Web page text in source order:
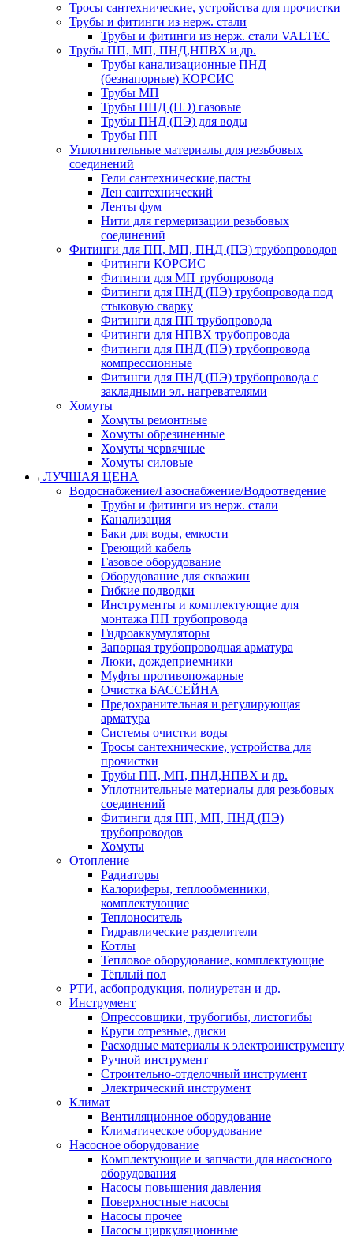
Тросы сантехнические, устройства для прочистки
Трубы и фитинги из нерж. стали
Трубы и фитинги из нерж. стали VALTEC
Трубы ПП, МП, ПНД,НПВХ и др.
Трубы канализационные ПНД
(безнапорные) КОРСИС
Трубы МП
Трубы ПНД (ПЭ) газовые
Трубы ПНД (ПЭ) для воды
Трубы ПП
Уплотнительные материалы для резьбовых
соединений
Гели сантехнические,пасты
Лен сантехнический
Ленты фум
Нити для гермеризации резьбовых
соединений
Фитинги для ПП, МП, ПНД (ПЭ) трубопроводов
Фитинги КОРСИС
Фитинги для МП трубопровода
Фитинги для ПНД (ПЭ) трубопровода под
стыковую сварку
Фитинги для ПП трубопровода
Фитинги для НПВХ трубопровода
Фитинги для ПНД (ПЭ) трубопровода
компрессионные
Фитинги для ПНД (ПЭ) трубопровода с
закладными эл. нагревателями
Хомуты
Хомуты ремонтные
Хомуты обрезиненные
Хомуты червячные
Хомуты силовые
ЛУЧШАЯ ЦЕНА
Водоснабжение/Газоснабжение/Водоотведение
Трубы и фитинги из нерж. стали
Канализация
Баки для воды, емкости
Греющий кабель
Газовое оборудование
Оборудование для скважин
Гибкие подводки
Инструменты и комплектующие для
монтажа ПП трубопровода
Гидроаккумуляторы
Запорная трубопроводная арматура
Люки, дождеприемники
Муфты противопожарные
Очистка БАССЕЙНА
Предохранительная и регулирующая
арматура
Системы очистки воды
Тросы сантехнические, устройства для
прочистки
Трубы ПП, МП, ПНД,НПВХ и др.
Уплотнительные материалы для резьбовых
соединений
Фитинги для ПП, МП, ПНД (ПЭ)
трубопроводов
Хомуты
Отопление
Радиаторы
Калориферы, теплообменники,
комплектующие
Теплоноситель
Гидравлические разделители
Котлы
Тепловое оборудование, комплектующие
Тёплый пол
РТИ, асбопродукция, полиуретан и др.
Инструмент
Опрессовщики, трубогибы, листогибы
Круги отрезные, диски
Расходные материалы к электроинструменту
Ручной инструмент
Строительно-отделочный инструмент
Электрический инструмент
Климат
Вентиляционное оборудование
Климатическое оборудование
Насосное оборудование
Комплектующие и запчасти для насосного
оборудования
Насосы повышения давления
Поверхностные насосы
Насосы прочее
Насосы циркуляционные